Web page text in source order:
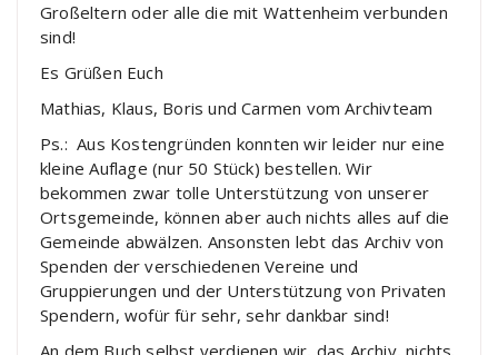
Großeltern oder alle die mit Wattenheim verbunden
sind!
Es Grüßen Euch
Mathias, Klaus, Boris und Carmen vom Archivteam
Ps.: Aus Kostengründen konnten wir leider nur eine
kleine Auflage (nur 50 Stück) bestellen. Wir
bekommen zwar tolle Unterstützung von unserer
Ortsgemeinde, können aber auch nichts alles auf die
Gemeinde abwälzen. Ansonsten lebt das Archiv von
Spenden der verschiedenen Vereine und
Gruppierungen und der Unterstützung von Privaten
Spendern, wofür für sehr, sehr dankbar sind!
An dem Buch selbst verdienen wir, das Archiv, nichts.